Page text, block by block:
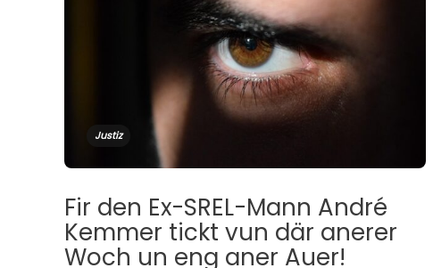
Justiz
Fir den Ex-SREL-Mann André
Kemmer tickt vun där anerer
Woch un eng aner Auer!